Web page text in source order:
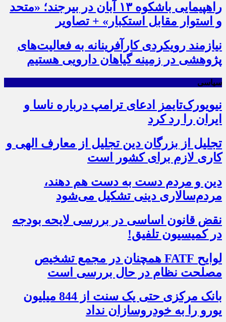
راهپیمایی باشکوه ۱۳ آبان در بیرجند؛ «متحد
و استوار مقابل استکبار» + تصاویر
نیازمند رویکردی کارآفرینانه به فعالیت‌های
پژوهشی در زمینه گیاهان دارویی هستیم
سیاسی
نیویورک‌تایمز ادعای ترامپ درباره ناسا و
ایران را رد کرد
تجلیل از بزرگان دین تجلیل از معارف الهی و
کاری لازم برای کشور است
دین و مردم دست به‌ دست هم دهند،
مردم‌سالاری دینی تشکیل می‌شود
نقض قانون اساسی در بررسی لایحه بودجه
در کمیسیون تلفیق!
لوایح FATF همچنان در مجمع تشخیص
مصلحت نظام در حال بررسی است
بانک مرکزی حتی یک سنت از 844 میلیون
یورو را به خودروسازان نداد